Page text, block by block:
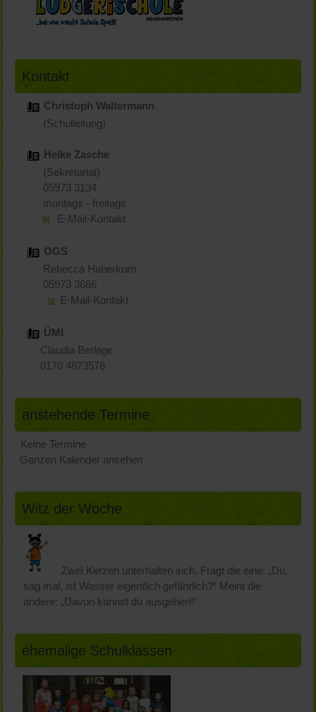
Kontakt
Christoph Waltermann
(Schulleitung)
Heike Zasche
(Sekretariat)
05973 3134
montags - freitags
E-Mail-Kontakt
OGS
Rebecca Haberkorn
05973 3686
E-Mail-Kontakt
ÜMI
Claudia Berlage
0170 4873578
anstehende Termine
Keine Termine
Ganzen Kalender ansehen
Witz der Woche
Zwei Kerzen unterhalten sich. Fragt die eine: „Du,
sag mal, ist Wasser eigentlich gefährlich?“ Meint die
andere: „Davon kannst du ausgehen!“
ehemalige Schulklassen